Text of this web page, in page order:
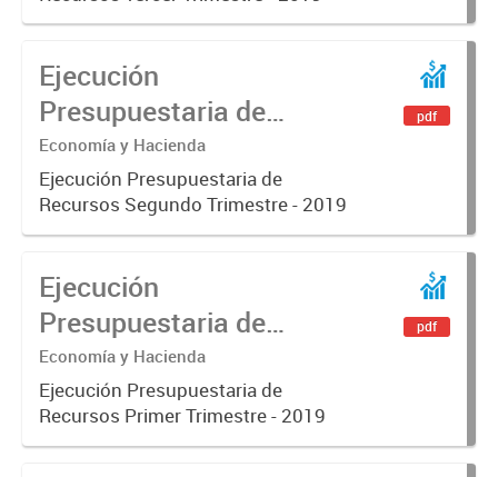
Ejecución
Presupuestaria de
Recursos Segundo
Trimestre - 2019
Economía y Hacienda
Ejecución Presupuestaria de
Recursos Segundo Trimestre - 2019
pdf
Ejecución
Presupuestaria de
Recursos Primer
Trimestre - 2019
Economía y Hacienda
Ejecución Presupuestaria de
Recursos Primer Trimestre - 2019
pdf